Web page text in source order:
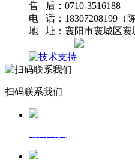
售 后：0710-3516188
电 话：18307208199（陈
地 址：襄阳市襄城区襄
扫码联系我们